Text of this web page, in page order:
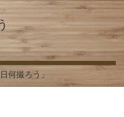
何撮ろう」